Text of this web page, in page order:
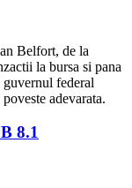
Belfort, de la
la bursa si pana
federal
adevarata.
8.1